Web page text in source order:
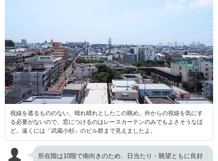
視線を遮るもののない、晴れ晴れとしたこの眺め。外からの視線を気にす
る必要がないので、窓につけるのはレースカーテンのみでもよさそうなほ
ど。遠くには「武蔵小杉」のビル群まで見えましたよ。
所在階は10階で南向きのため、日当たり・眺望ともに良好